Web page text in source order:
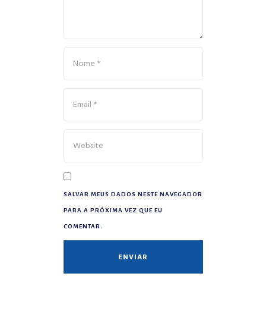
SALVAR MEUS DADOS NESTE NAVEGADOR
PARA A PRÓXIMA VEZ QUE EU
COMENTAR.